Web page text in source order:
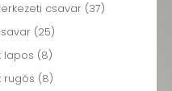
csavar (37)
(25)
lapos (8)
rugós (8)